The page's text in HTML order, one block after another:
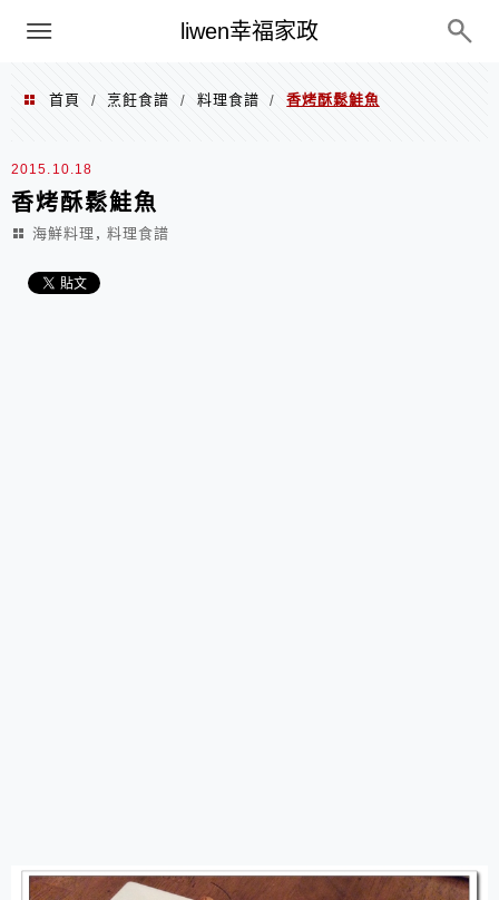
liwen幸福家政
menu
首頁 / 烹飪食譜 / 料理食譜 / 香烤酥鬆鮭魚
2015.10.18
香烤酥鬆鮭魚
海鮮料理 , 料理食譜